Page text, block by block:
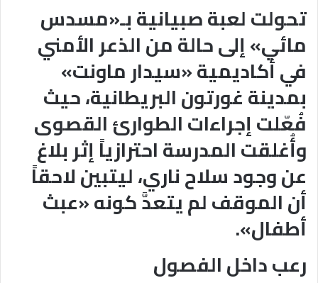
تحولت لعبة صبيانية بـ«مسدس
مائي» إلى حالة من الذعر الأمني
في أكاديمية «سيدار ماونت»
بمدينة غورتون البريطانية، حيث
فُعّلت إجراءات الطوارئ القصوى
وأُغلقت المدرسة احترازياً إثر بلاغ
عن وجود سلاح ناري، ليتبين لاحقاً
أن الموقف لم يتعدَّ كونه «عبث
أطفال».
رعب داخل الفصول